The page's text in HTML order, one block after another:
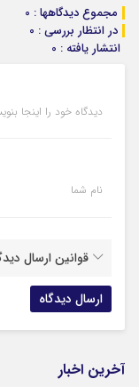
مجموع دیدگاهها : 0
در انتظار بررسی : 0
انتشار یافته : 0
دیدگاه خود را اینجا
نام شما
قوانین ارسال
آخرین اخبار